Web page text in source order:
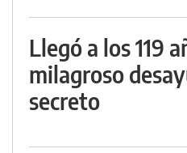
Llegó a los 119
milagroso
secreto